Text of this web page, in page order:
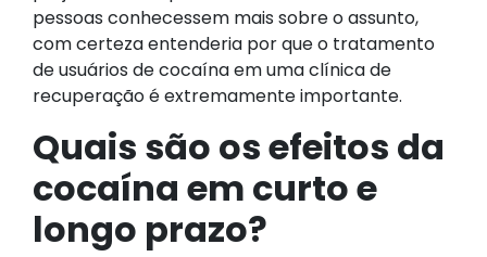
pessoas conhecessem mais sobre o assunto,
com certeza entenderia por que o tratamento
de usuários de cocaína em uma clínica de
recuperação é extremamente importante.
Quais são os efeitos da
cocaína em curto e
longo prazo?